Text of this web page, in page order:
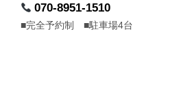
070-8951-1510
■完全予約制 ■駐車場4台